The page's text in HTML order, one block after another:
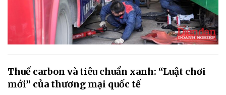
Thuế carbon và tiêu chuẩn xanh: “Luật chơi
mới” của thương mại quốc tế